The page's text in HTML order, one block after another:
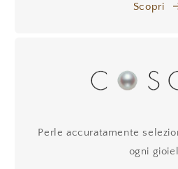
Scopri
Perle accuratamente
ogni